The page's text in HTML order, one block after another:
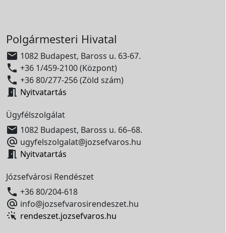
Polgármesteri Hivatal
 1082 Budapest, Baross u. 63-67.
 +36 1/459-2100 (Központ)
 +36 80/277-256 (Zöld szám)
 Nyitvatartás
Ügyfélszolgálat
 1082 Budapest, Baross u. 66–68.
 ugyfelszolgalat@jozsefvaros.hu
 Nyitvatartás
Józsefvárosi Rendészet
 +36 80/204-618
 info@jozsefvarosirendeszet.hu
rendeszet.jozsefvaros.hu